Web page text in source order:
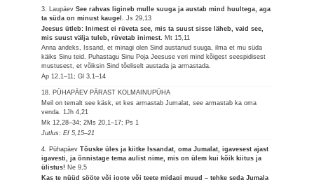
3. LaupäevSee rahvas ligineb mulle suuga ja austab mind huultega, aga
ta süda on minust kaugel.Js 29,13
Jeesus ütleb: Inimest ei rüveta see, mis ta suust sisse läheb, vaid see,
mis suust välja tuleb, rüvetab inimest. Mt 15,11
Anna andeks, Issand, et minagi olen Sind austanud suuga, ilma et mu süda
käiks Sinu teid. Puhastagu Sinu Poja Jeesuse veri mind kõigest seespidisest
mustusest, et võiksin Sind tõeliselt austada ja armastada.
Ap 12,1–11; Gl 3,1–14
18. PÜHAPÄEV PÄRAST KOLMAINUPÜHA
Meil on temalt see käsk, et kes armastab Jumalat, see armastab ka oma
venda.1Jh 4,21
Mk 12,28–34; 2Ms 20,1–17; Ps 1
Jutlus: Ef 5,15–21
4. PühapäevTõuske üles ja kiitke Issandat, oma Jumalat, igavesest ajast
igavesti, ja õnnistage tema aulist nime, mis on ülem kui kõik kiitus ja
ülistus! Ne 9,5
Kas te nüüd sööte või joote või teete midagi muud – tehke seda Jumala